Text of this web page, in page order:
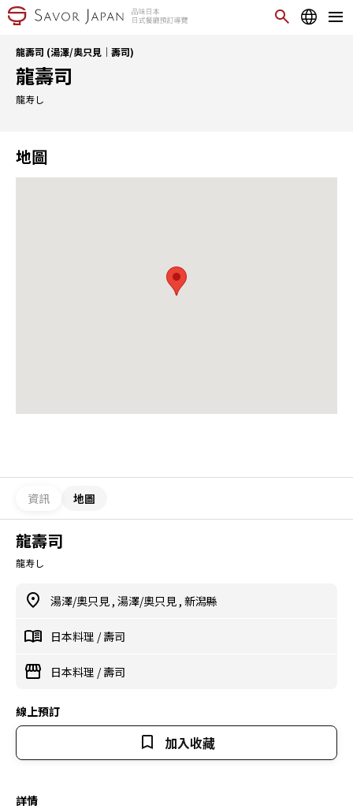
龍壽司 (湯澤/奧只見｜壽司)
龍壽司
龍寿し
地圖
資訊 地圖
龍壽司
龍寿し
湯澤/奧只見 , 湯澤/奧只見 , 新潟縣
日本料理 /壽司
日本料理 /壽司
線上預訂
加入收藏
詳情